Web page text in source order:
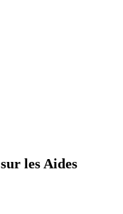
sur les Aides